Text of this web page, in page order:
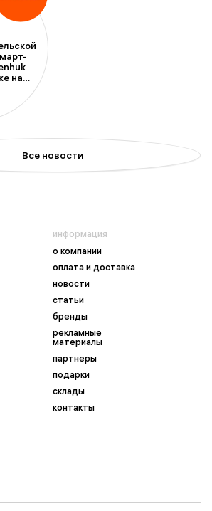
на
Все новости
информация
о компании
оплата и доставка
новости
статьи
бренды
рекламные
материалы
партнеры
подарки
склады
контакты